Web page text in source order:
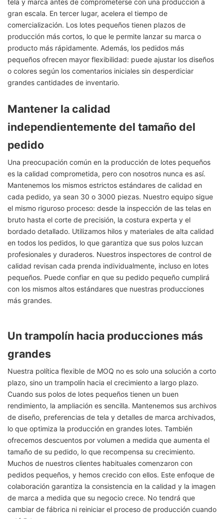
gran escala. En tercer lugar, acelera el tiempo de
comercialización. Los lotes pequeños tienen plazos de
producción más cortos, lo que le permite lanzar su marca o
producto más rápidamente. Además, los pedidos más
pequeños ofrecen mayor flexibilidad: puede ajustar los diseños
o colores según los comentarios iniciales sin desperdiciar
grandes cantidades de inventario.
Mantener la calidad
independientemente del tamaño del
pedido
Una preocupación común en la producción de lotes pequeños
es la calidad comprometida, pero con nosotros nunca es así.
Mantenemos los mismos estrictos estándares de calidad en
cada pedido, ya sean 30 o 3000 piezas. Nuestro equipo sigue
el mismo riguroso proceso: desde la inspección de las telas en
bruto hasta el corte de precisión, la costura experta y el
bordado detallado. Utilizamos hilos y materiales de alta calidad
en todos los pedidos, lo que garantiza que sus polos luzcan
profesionales y duraderos. Nuestros inspectores de control de
calidad revisan cada prenda individualmente, incluso en lotes
pequeños. Puede confiar en que su pedido pequeño cumplirá
con los mismos altos estándares que nuestras producciones
más grandes.
Un trampolín hacia producciones más
grandes
Nuestra política flexible de MOQ no es solo una solución a corto
plazo, sino un trampolín hacia el crecimiento a largo plazo.
Cuando sus polos de lotes pequeños tienen un buen
rendimiento, la ampliación es sencilla. Mantenemos sus archivos
de diseño, preferencias de tela y detalles de marca archivados,
lo que optimiza la producción en grandes lotes. También
ofrecemos descuentos por volumen a medida que aumenta el
tamaño de su pedido, lo que recompensa su crecimiento.
Muchos de nuestros clientes habituales comenzaron con
pedidos pequeños, y hemos crecido con ellos. Este enfoque de
colaboración garantiza la consistencia en la calidad y la imagen
de marca a medida que su negocio crece. No tendrá que
cambiar de fábrica ni reiniciar el proceso de producción cuando